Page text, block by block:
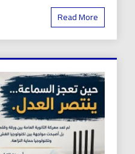
Read More